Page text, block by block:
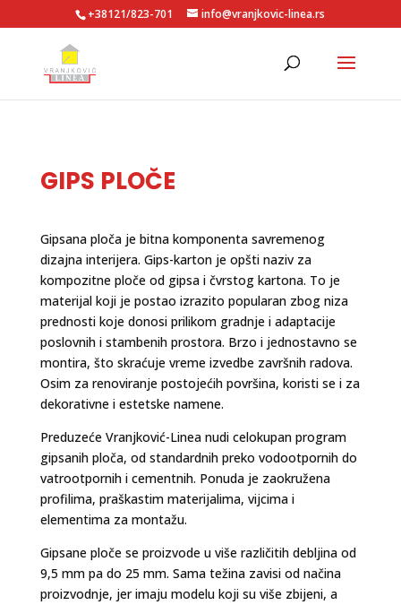
+38121/823-701 info@vranjkovic-linea.rs
GIPS PLOČE
Gipsana ploča je bitna komponenta savremenog
dizajna interijera. Gips-karton je opšti naziv za
kompozitne ploče od gipsa i čvrstog kartona. To je
materijal koji je postao izrazito popularan zbog niza
prednosti koje donosi prilikom gradnje i adaptacije
poslovnih i stambenih prostora. Brzo i jednostavno se
montira, što skraćuje vreme izvedbe završnih radova.
Osim za renoviranje postojećih površina, koristi se i za
dekorativne i estetske namene.
Preduzeće Vranjković-Linea nudi celokupan program
gipsanih ploča, od standardnih preko vodootpornih do
vatrootpornih i cementnih. Ponuda je zaokružena
profilima, praškastim materijalima, vijcima i
elementima za montažu.
Gipsane ploče se proizvode u više različitih debljina od
9,5 mm pa do 25 mm. Sama težina zavisi od načina
proizvodnje, jer imaju modelu koji su više zbijeni, a